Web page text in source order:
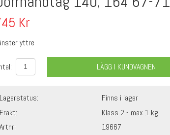
Kr
yttre
LÄGG I KUNDVAGNEN
Lagerstatus:
Finns i lager
Frakt:
Klass 2 - max 1 kg
Artnr:
19667